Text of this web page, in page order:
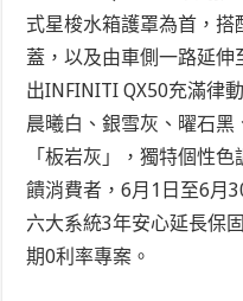
式星梭水箱護罩為首，
蓋，以及由車側一路延
出INFINITI QX50充滿律
晨曦白、銀雪灰、曜石
「板岩灰」，獨特個性
饋消費者，6月1日至6月
六大系統3年安心延長保
期0利率專案。